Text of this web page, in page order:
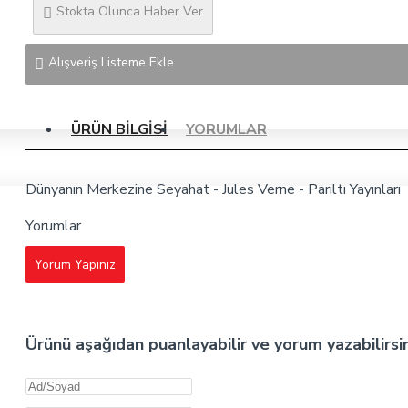
Stokta Olunca Haber Ver
Alışveriş Listeme Ekle
ÜRÜN BILGISI YORUMLAR
Dünyanın Merkezine Seyahat - Jules Verne - Parıltı Yayınları
Yorumlar
Yorum Yapınız
Ürünü aşağıdan puanlayabilir ve yorum